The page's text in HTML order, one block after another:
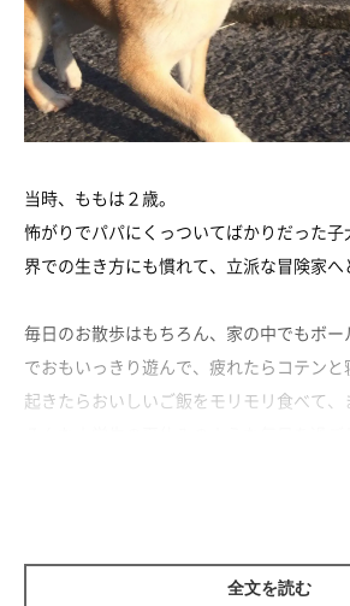
当時、ももは２歳。
怖がりでパパにくっついてばかりだった
界での生き方にも慣れて、立派な冒険家へ
毎日のお散歩はもちろん、家の中でもボー
でおもいっきり遊んで、疲れたらコテンと
起きたらおいしいご飯をモリモリ食べて、
全文を読む